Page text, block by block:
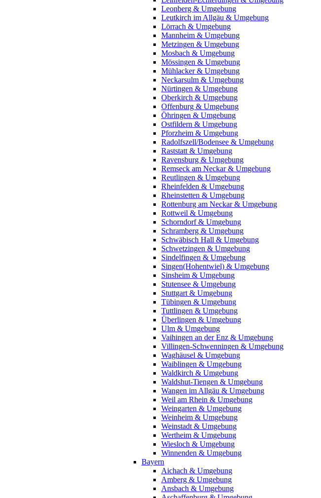
Leonberg & Umgebung
Leutkirch im Allgäu & Umgebung
Lörrach & Umgebung
Mannheim & Umgebung
Metzingen & Umgebung
Mosbach & Umgebung
Mössingen & Umgebung
Mühlacker & Umgebung
Neckarsulm & Umgebung
Nürtingen & Umgebung
Oberkirch & Umgebung
Offenburg & Umgebung
Öhringen & Umgebung
Ostfildern & Umgebung
Pforzheim & Umgebung
Radolfszell/Bodensee & Umgebung
Raststatt & Umgebung
Ravensburg & Umgebung
Remseck am Neckar & Umgebung
Reutlingen & Umgebung
Rheinfelden & Umgebung
Rheinstetten & Umgebung
Rottenburg am Neckar & Umgebung
Rottweil & Umgebung
Schorndorf & Umgebung
Schramberg & Umgebung
Schwäbisch Hall & Umgebung
Schwetzingen & Umgebung
Sindelfingen & Umgebung
Singen(Hohentwiel) & Umgebung
Sinsheim & Umgebung
Stutensee & Umgebung
Stuttgart & Umgebung
Tübingen & Umgebung
Tuttlingen & Umgebung
Überlingen & Umgebung
Ulm & Umgebung
Vaihingen an der Enz & Umgebung
Villingen-Schwenningen & Umgebung
Waghäusel & Umgebung
Waiblingen & Umgebung
Waldkirch & Umgebung
Waldshut-Tiengen & Umgebung
Wangen im Allgäu & Umgebung
Weil am Rhein & Umgebung
Weingarten & Umgebung
Weinheim & Umgebung
Weinstadt & Umgebung
Wertheim & Umgebung
Wiesloch & Umgebung
Winnenden & Umgebung
Bayern
Aichach & Umgebung
Amberg & Umgebung
Ansbach & Umgebung